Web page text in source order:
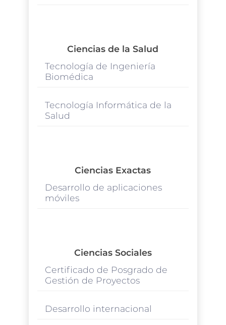
Ciencias de la Salud
Tecnología de Ingeniería
Biomédica
Tecnología Informática de la
Salud
Ciencias Exactas
Desarrollo de aplicaciones
móviles
Ciencias Sociales
Certificado de Posgrado de
Gestión de Proyectos
Desarrollo internacional